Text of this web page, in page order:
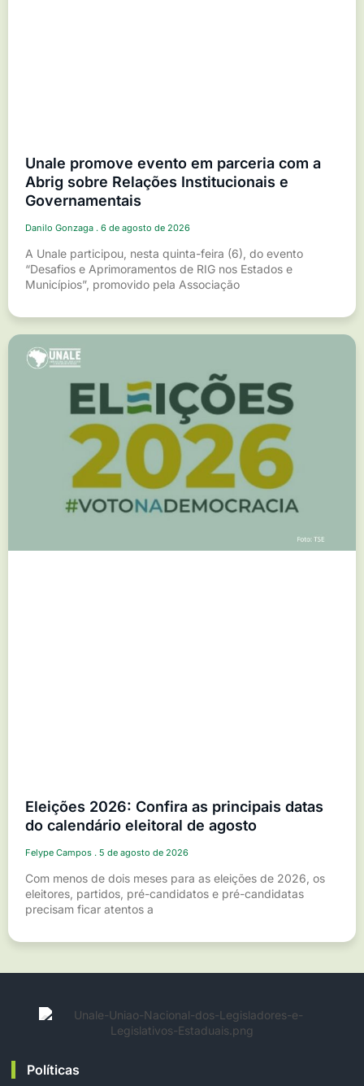
Unale promove evento em parceria com a
Abrig sobre Relações Institucionais e
Governamentais
Danilo Gonzaga 6 de agosto de 2026
A Unale participou, nesta quinta-feira (6), do evento
“Desafios e Aprimoramentos de RIG nos Estados e
Municípios”, promovido pela Associação
Eleições 2026: Confira as principais datas
do calendário eleitoral de agosto
Felype Campos 5 de agosto de 2026
Com menos de dois meses para as eleições de 2026, os
eleitores, partidos, pré-candidatos e pré-candidatas
precisam ficar atentos a
Políticas